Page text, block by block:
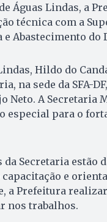
Águas Lindas, a
técnica com a
Abastecimento do
Hildo do
na sede da SFA-
Neto. A
especial para o
Secretaria estão
e
a Prefeitura
nos trabalhos.